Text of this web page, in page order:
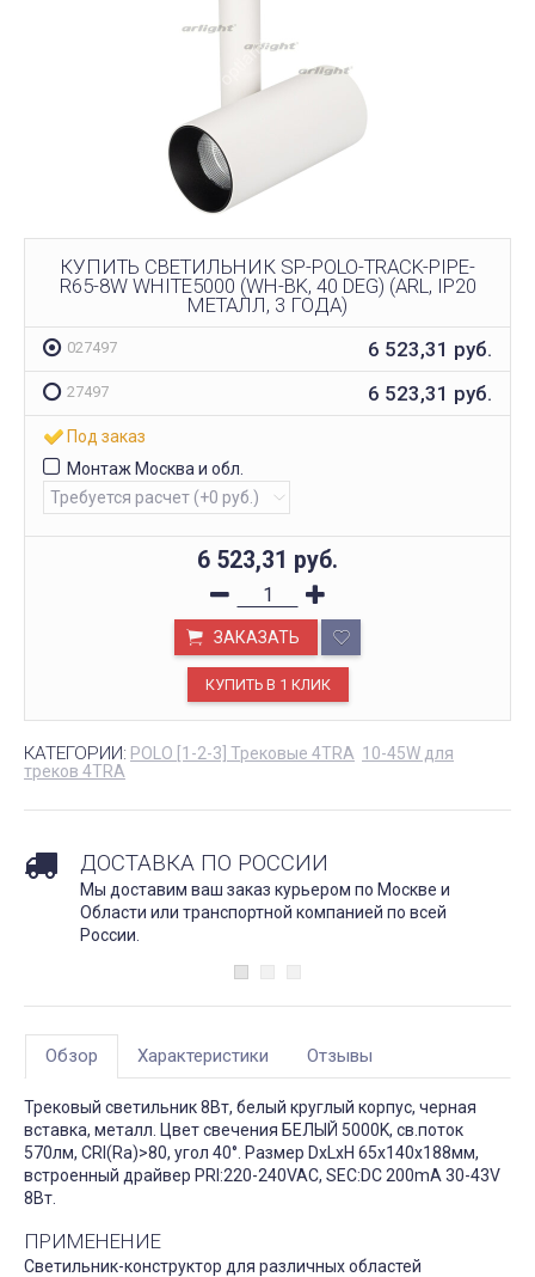
КУПИТЬ СВЕТИЛЬНИК SP-POLO-TRACK-PIPE-
R65-8W WHITE5000 (WH-BK, 40 DEG) (ARL, IP20
МЕТАЛЛ, 3 ГОДА)
027497 6 523,31 руб.
27497 6 523,31 руб.
Под заказ
Монтаж Москва и обл.
6 523,31 руб.
ЗАКАЗАТЬ
КАТЕГОРИИ: POLO [1-2-3] Трековые 4TRA 10-45W для
треков 4TRA
ДОСТАВКА ПО РОССИИ
Мы доставим ваш заказ курьером по Москве и
Области или транспортной компанией по всей
России.
Обзор Характеристики Отзывы
Трековый светильник 8Вт, белый круглый корпус, черная
вставка, металл. Цвет свечения БЕЛЫЙ 5000K, св.поток
570лм, CRI(Ra)>80, угол 40°. Размер DxLxH 65x140x188мм,
встроенный драйвер PRI:220-240VAC, SEC:DC 200mA 30-43V
8Вт.
ПРИМЕНЕНИЕ
Светильник-конструктор для различных областей